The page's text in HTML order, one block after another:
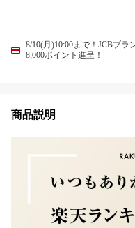
8/10(月)10:00まで！JCBブ
8,000ポイント進呈！
商品説明